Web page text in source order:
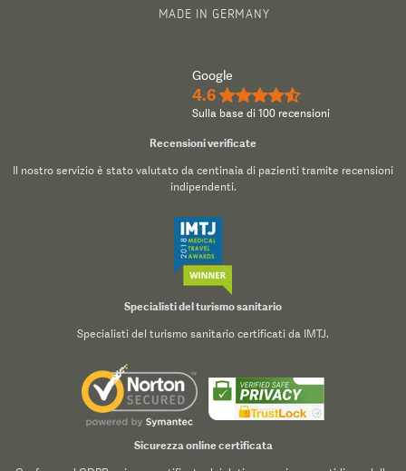
MADE IN GERMANY
Google
4.6 ★★★★½
Sulla base di 100 recensioni
Recensioni verificate
Il nostro servizio è stato valutato da centinaia di pazienti tramite recensioni
indipendenti.
Specialisti del turismo sanitario
Specialisti del turismo sanitario certificati da IMTJ.
Sicurezza online certificata